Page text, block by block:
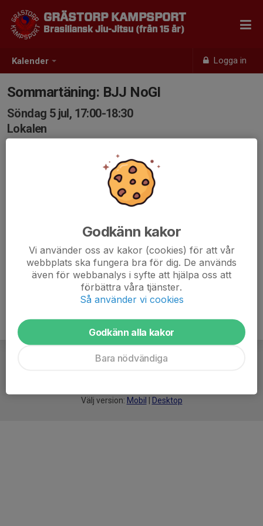
Kalender Logga in
GRÄSTORP KAMPSPORT
Brasiliansk Jiu-Jitsu (från 15 år)
Sommartäning: BJJ NoGI
Söndag 5 jul, 17:00-18:30
Lokalen
Välj version: Mobil Desktop
Godkänn kakor
Vi använder oss av kakor (cookies) för att vår
webbplats ska fungera bra för dig. De används
även för webbanalys i syfte att hjälpa oss att
förbättra våra tjänster.
Så använder vi cookies
Godkänn alla kakor
Bara nödvändiga